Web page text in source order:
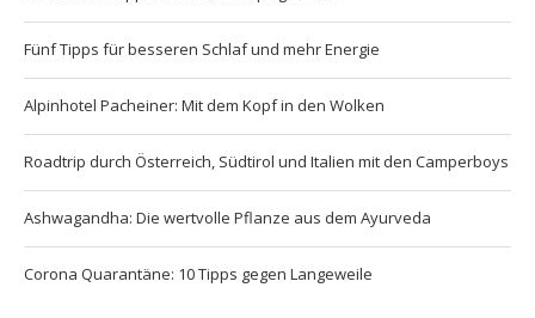
Fünf Tipps für besseren Schlaf und mehr Energie
Alpinhotel Pacheiner: Mit dem Kopf in den Wolken
Roadtrip durch Österreich, Südtirol und Italien mit den Camperboys
Ashwagandha: Die wertvolle Pflanze aus dem Ayurveda
Corona Quarantäne: 10 Tipps gegen Langeweile